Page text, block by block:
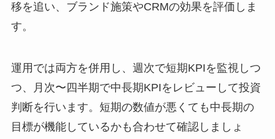
移を追い、ブランド施策やCRMの効果を評価しま
す。
運用では両方を併用し、週次で短期KPIを監視しつ
つ、月次〜四半期で中長期KPIをレビューして投資
判断を行います。短期の数値が悪くても中長期の
目標が機能しているかも合わせて確認しましょ